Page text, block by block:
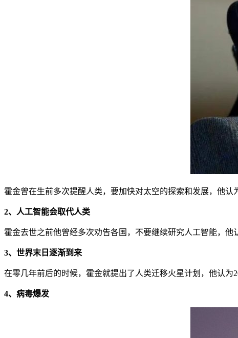
霍金曾在生前多次提醒人类，要加快对太空的探索和发展，他
2、人工智能会取代人类
霍金去世之前他曾经多次劝告各国，不要继续研究人工智能，
3、世界末日逐渐到来
在零几年前后的时候，霍金就提出了人类迁移火星计划，他认为
4、病毒爆发